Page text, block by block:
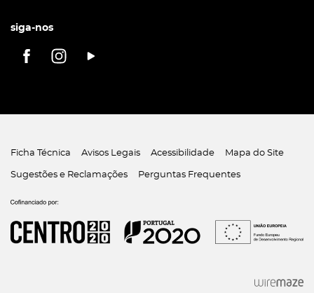
siga-nos
Ficha Técnica Avisos Legais Acessibilidade Mapa do Site
Sugestões e Reclamações Perguntas Frequentes